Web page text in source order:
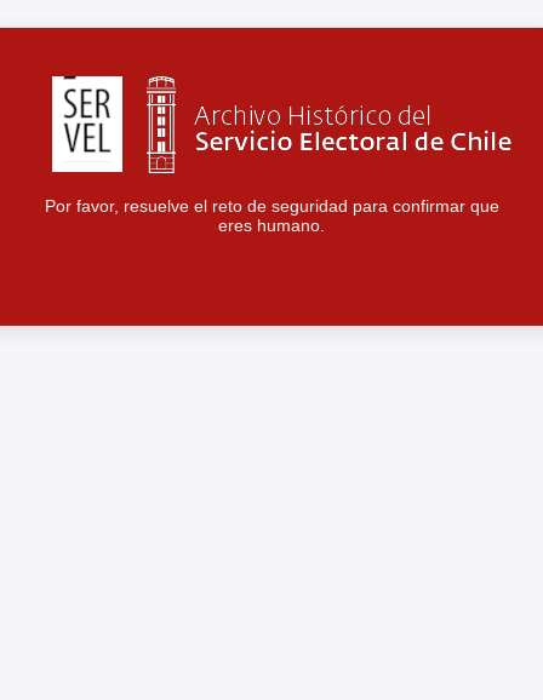
Por favor, resuelve el reto de seguridad para confirmar que
eres humano.